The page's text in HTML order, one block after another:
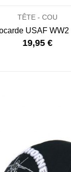
TÊTE - COU
USAF
19,95 €